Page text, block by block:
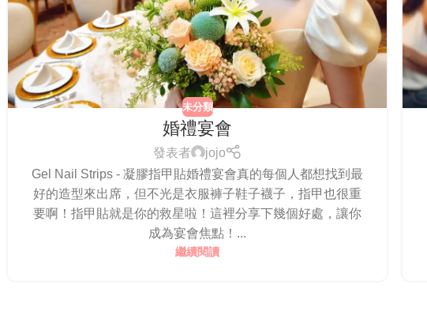
未分類
婚禮宴會
發表者
jojo
Gel Nail Strips - 凝膠指甲貼婚禮宴會真的每個人都想找到最
好的造型來出席，但不光是衣服褲子鞋子襪子，指甲也很重
要啊！指甲貼就是你的救星啦！這裡分享下幾個好處，讓你
成為宴會焦點！...
繼續閱讀